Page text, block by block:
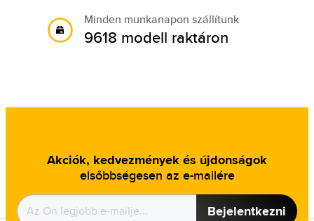
Minden munkanapon szállítunk
9618 modell raktáron
Akciók, kedvezmények és újdonságok
elsőbbségesen az e-mailére
Bejelentkezni